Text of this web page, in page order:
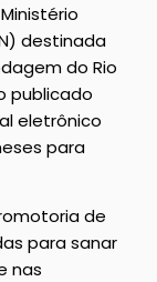
destinada
do Rio
publicado
eletrônico
para
de
para sanar
nas